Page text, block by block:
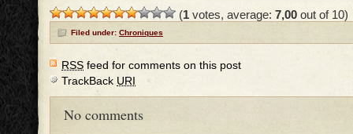
(1 votes, average: 7,00 out of 10)
Filed under: Chroniques
RSS feed for comments on this post
TrackBack URI
No comments